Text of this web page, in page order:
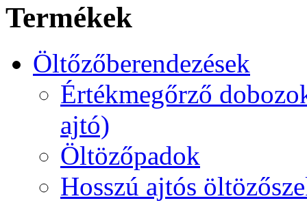
Termékek
Öltőzőberendezések
Értékmegőrző
ajtó)
Öltözőpadok
Hosszú ajtós